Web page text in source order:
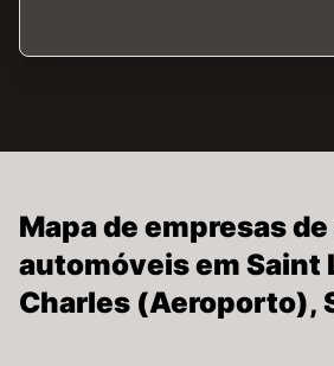
Mapa de empresas
automóveis em Saint
Charles (Aeroporto),